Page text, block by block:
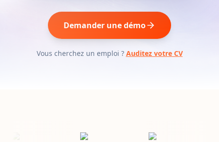
Demander une démo
Vous cherchez un emploi ? Auditez votre CV